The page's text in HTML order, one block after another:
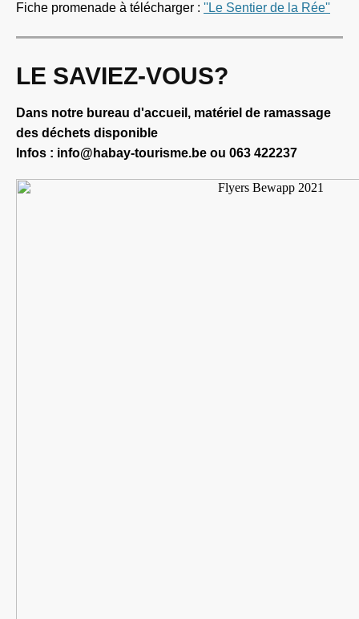
Fiche promenade à télécharger : ''Le Sentier de la Rée''
LE SAVIEZ-VOUS?
Dans notre bureau d'accueil, matériel de ramassage
des déchets disponible
Infos : info@habay-tourisme.be ou 063 422237